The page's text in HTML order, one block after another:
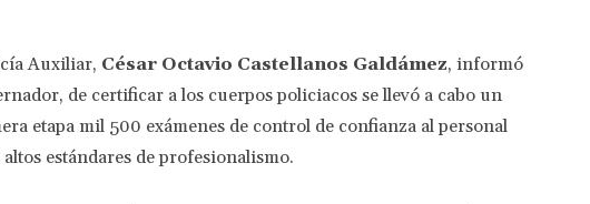
Auxiliar, César Octavio Castellanos Galdámez, informó
de certificar a los cuerpos policiacos se llevó a cabo un
etapa mil 500 exámenes de control de confianza al personal
estándares de profesionalismo.